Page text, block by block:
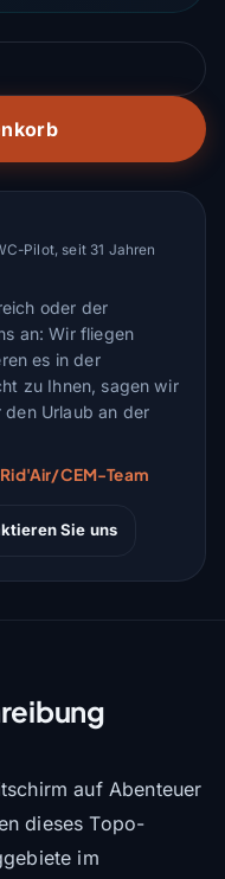
Pilot, seit 31 Jahren
oder der
an: Wir fliegen
es in der
zu Ihnen, sagen wir
Urlaub an der
CEM-Team
Sie uns
auf Abenteuer
dieses Topo-
im